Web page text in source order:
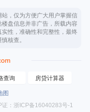
，仅为方便广大用户掌握信
盘信息并非广告，所载内容
性，准确性和完整性，最终
核查。
查询 房贷计算器
图
：浙ICP备16040283号-1